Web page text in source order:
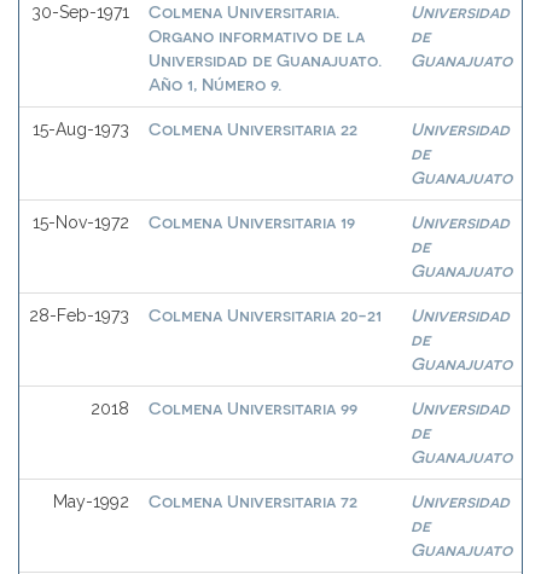
30-Sep-1971
Colmena Universitaria.
Organo informativo de la
Universidad de Guanajuato.
Año 1, Número 9.
Universidad
de
Guanajuato
15-Aug-1973 Colmena Universitaria 22
Universidad
de
Guanajuato
15-Nov-1972 Colmena Universitaria 19
Universidad
de
Guanajuato
28-Feb-1973 Colmena Universitaria 20-21
Universidad
de
Guanajuato
2018 Colmena Universitaria 99
Universidad
de
Guanajuato
May-1992 Colmena Universitaria 72
Universidad
de
Guanajuato